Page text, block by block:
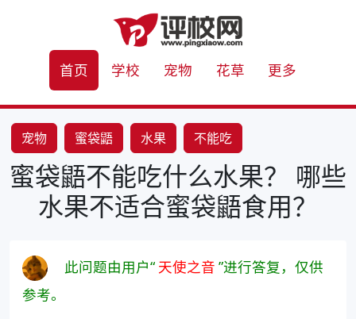
首页 学校 宠物 花草 更多
宠物 蜜袋鼯 水果 不能吃
蜜袋鼯不能吃什么水果？ 哪些
水果不适合蜜袋鼯食用？
此问题由用户“ 天使之音 ”进行答复，仅供
参考。